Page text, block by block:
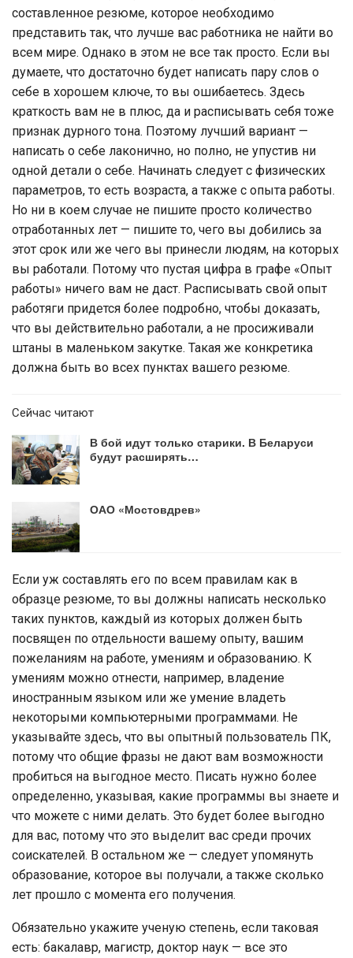
составленное резюме, которое необходимо
представить так, что лучше вас работника не найти во
всем мире. Однако в этом не все так просто. Если вы
думаете, что достаточно будет написать пару слов о
себе в хорошем ключе, то вы ошибаетесь. Здесь
краткость вам не в плюс, да и расписывать себя тоже
признак дурного тона. Поэтому лучший вариант —
написать о себе лаконично, но полно, не упустив ни
одной детали о себе. Начинать следует с физических
параметров, то есть возраста, а также с опыта работы.
Но ни в коем случае не пишите просто количество
отработанных лет — пишите то, чего вы добились за
этот срок или же чего вы принесли людям, на которых
вы работали. Потому что пустая цифра в графе «Опыт
работы» ничего вам не даст. Расписывать свой опыт
работяги придется более подробно, чтобы доказать,
что вы действительно работали, а не просиживали
штаны в маленьком закутке. Такая же конкретика
должна быть во всех пунктах вашего резюме.
Сейчас читают
В бой идут только старики. В Беларуси
будут расширять…
ОАО «Мостовдрев»
Если уж составлять его по всем правилам как в
образце резюме, то вы должны написать несколько
таких пунктов, каждый из которых должен быть
посвящен по отдельности вашему опыту, вашим
пожеланиям на работе, умениям и образованию. К
умениям можно отнести, например, владение
иностранным языком или же умение владеть
некоторыми компьютерными программами. Не
указывайте здесь, что вы опытный пользователь ПК,
потому что общие фразы не дают вам возможности
пробиться на выгодное место. Писать нужно более
определенно, указывая, какие программы вы знаете и
что можете с ними делать. Это будет более выгодно
для вас, потому что это выделит вас среди прочих
соискателей. В остальном же — следует упомянуть
образование, которое вы получали, а также сколько
лет прошло с момента его получения.
Обязательно укажите ученую степень, если таковая
есть: бакалавр, магистр, доктор наук — все это